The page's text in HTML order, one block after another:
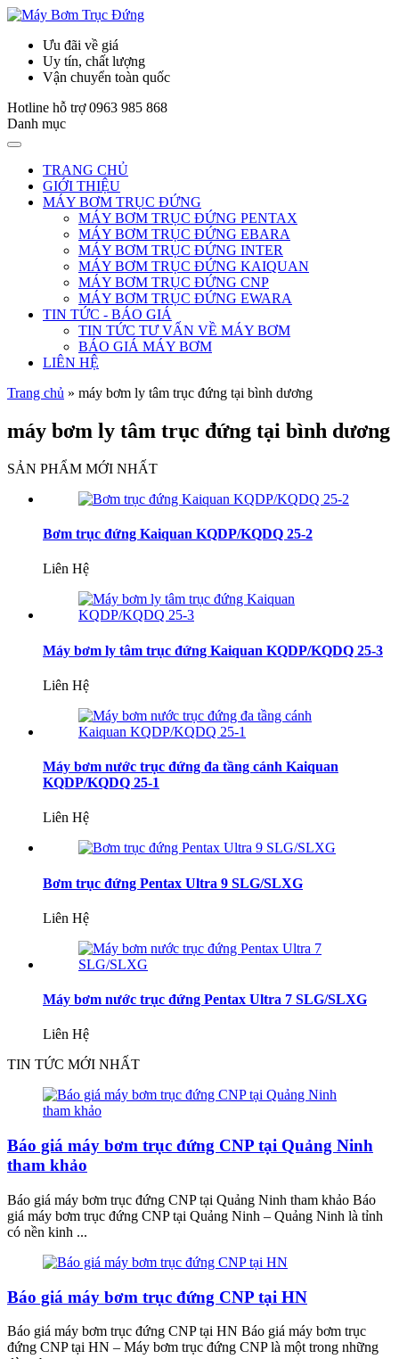
Ưu đãi về giá
Uy tín, chất lượng
Vận chuyển toàn quốc
Hotline hỗ trợ 0963 985 868
Danh mục
TRANG CHỦ
GIỚI THIỆU
MÁY BƠM TRỤC ĐỨNG
MÁY BƠM TRỤC ĐỨNG PENTAX
MÁY BƠM TRỤC ĐỨNG EBARA
MÁY BƠM TRỤC ĐỨNG INTER
MÁY BƠM TRỤC ĐỨNG KAIQUAN
MÁY BƠM TRỤC ĐỨNG CNP
MÁY BƠM TRỤC ĐỨNG EWARA
TIN TỨC - BÁO GIÁ
TIN TỨC TƯ VẤN VỀ MÁY BƠM
BÁO GIÁ MÁY BƠM
LIÊN HỆ
Trang chủ » máy bơm ly tâm trục đứng tại bình dương
máy bơm ly tâm trục đứng tại bình dương
SẢN PHẨM MỚI NHẤT
Bơm trục đứng Kaiquan KQDP/KQDQ 25-2
Liên Hệ
Máy bơm ly tâm trục đứng Kaiquan KQDP/KQDQ 25-3
Liên Hệ
Máy bơm nước trục đứng đa tầng cánh Kaiquan
KQDP/KQDQ 25-1
Liên Hệ
Bơm trục đứng Pentax Ultra 9 SLG/SLXG
Liên Hệ
Máy bơm nước trục đứng Pentax Ultra 7 SLG/SLXG
Liên Hệ
TIN TỨC MỚI NHẤT
Báo giá máy bơm trục đứng CNP tại Quảng Ninh
tham khảo
Báo giá máy bơm trục đứng CNP tại Quảng Ninh tham khảo Báo
giá máy bơm trục đứng CNP tại Quảng Ninh – Quảng Ninh là tỉnh
có nền kinh ...
Báo giá máy bơm trục đứng CNP tại HN
Báo giá máy bơm trục đứng CNP tại HN Báo giá máy bơm trục
đứng CNP tại HN – Máy bơm trục đứng CNP là một trong những